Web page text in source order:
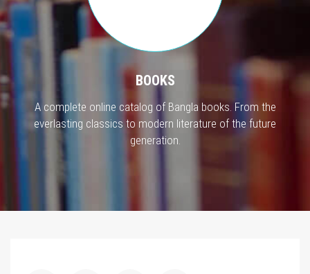
BOOKS
A complete online catalog of Bangla books. From the
everlasting classics to modern literature of the future
generation.